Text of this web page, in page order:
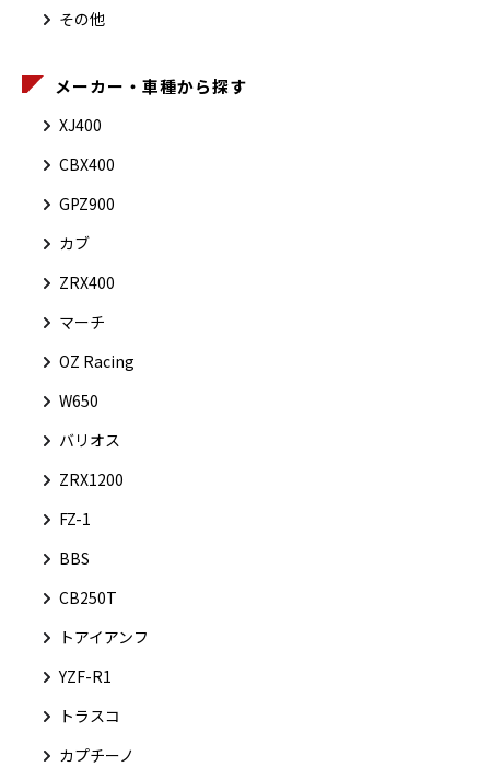
その他
メーカー・車種から探す
XJ400
CBX400
GPZ900
カブ
ZRX400
マーチ
OZ Racing
W650
バリオス
ZRX1200
FZ-1
BBS
CB250T
トアイアンフ
YZF-R1
トラスコ
カプチーノ